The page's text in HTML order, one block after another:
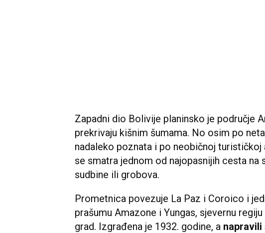
Zapadni dio Bolivije planinsko je područje
prekrivaju kišnim šumama. No osim po
nadaleko poznata i po neobičnoj turističkoj
se smatra jednom od najopasnijih cesta
sudbine ili grobova.
Prometnica povezuje La Paz i Coroico i
prašumu Amazone i Yungas, sjevernu
grad. Izgrađena je 1932. godine, a napravili